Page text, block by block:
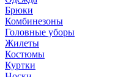
Брюки
Комбинезоны
Головные уборы
Жилеты
Костюмы
Куртки